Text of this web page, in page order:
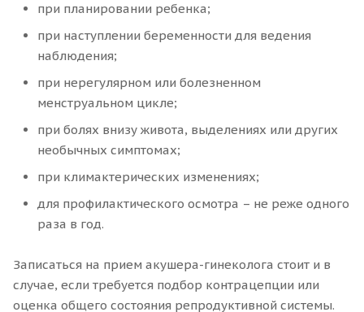
при планировании ребенка;
при наступлении беременности для ведения
наблюдения;
при нерегулярном или болезненном
менструальном цикле;
при болях внизу живота, выделениях или других
необычных симптомах;
при климактерических изменениях;
для профилактического осмотра – не реже одного
раза в год.
Записаться на прием акушера-гинеколога стоит и в
случае, если требуется подбор контрацепции или
оценка общего состояния репродуктивной системы.